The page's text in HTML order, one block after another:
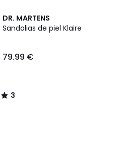
DR. MARTENS
Sandalias de piel Klaire
79.99 €
3
/
3
/